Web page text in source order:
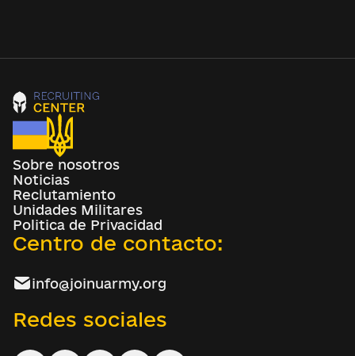
Sobre nosotros
Noticias
Reclutamiento
Unidades Militares
Politica de Privacidad
Centro de contacto:
info@joinuarmy.org
Redes sociales